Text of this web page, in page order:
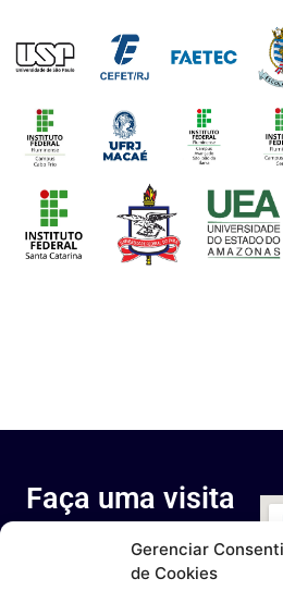
Gerenciar
de Cookies
Faça uma visita
ao nosso
espaço
Rua Octávio Cantanhede, 817-